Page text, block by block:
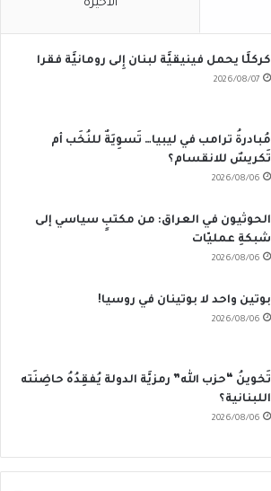
الأخيرة
كركلَّا يحمل فينيقيَّة لبنان إِلى رومانيَّة فقرا
2026/08/07
مُبادرةُ ترامب في ليبيا… تَسوِيَةٌ للنُخَب أم
تَكريسٌ للانقسام؟
2026/08/06
الحوثيون في العراق: من مكتبٍ سياسي إلى
شبكةِ عمليّات
2026/08/06
بوتين واحد لا بوتينان في روسيا!
2026/08/06
تَخوينُ “حزب الله” رمزيَّة الدولة يُفقِدُهُ حاضِنَته
اللبنانية؟
2026/08/06